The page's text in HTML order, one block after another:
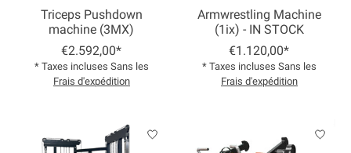
Triceps Pushdown
machine (3MX)
€2.592,00*
* Taxes incluses Sans les
Frais d'expédition
Armwrestling Machine
(1ix) - IN STOCK
€1.120,00*
* Taxes incluses Sans les
Frais d'expédition